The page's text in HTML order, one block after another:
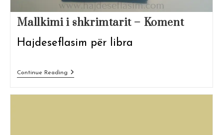
Mallkimi i shkrimtarit – Koment
Hajdeseflasim për libra
Continue ReadingMallkimi
I
–